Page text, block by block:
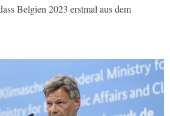
Belgien 2023 erstmal aus dem